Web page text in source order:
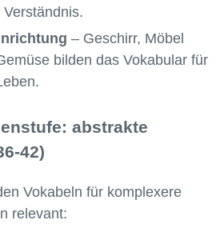
– Geschirr, Möbel
bilden das Vokabular für
abstrakte
42)
Vokabeln für komplexere
relevant: